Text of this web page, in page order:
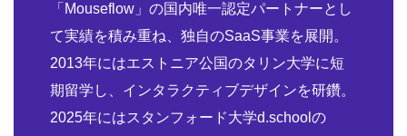
「Mouseflow」の国内唯一認定パートナーとし
て実績を積み重ね、独自のSaaS事業を展開。
2013年にはエストニア公国のタリン大学に短
期留学し、インタラクティブデザインを研鑽。
2025年にはスタンフォード大学d.schoolの